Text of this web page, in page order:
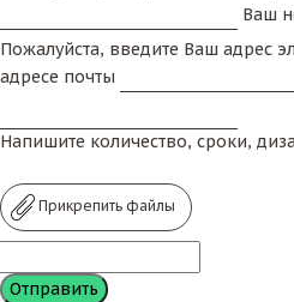
Ваш
Пожалуйста, введите Ваш адрес
адресе почты
Напишите количество, сроки,
Прикрепить файлы